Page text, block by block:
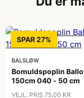
SPAR 27%
BALSLØW
Bomuldspoplin
150cm 040 - 50 cm
VEJL. PRIS 75,00 KR